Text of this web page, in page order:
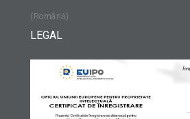
(Română)
LEGAL